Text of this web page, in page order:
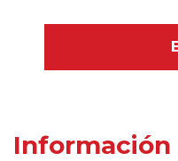
Información